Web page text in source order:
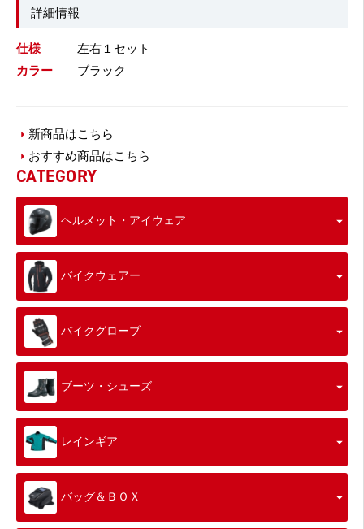
詳細情報
仕様
左右１セット
カラー
ブラック
新商品はこちら
おすすめ商品はこちら
CATEGORY
ヘルメット・アイウェア
バイクウェアー
バイクグローブ
ブーツ・シューズ
レインギア
バッグ＆ＢＯＸ